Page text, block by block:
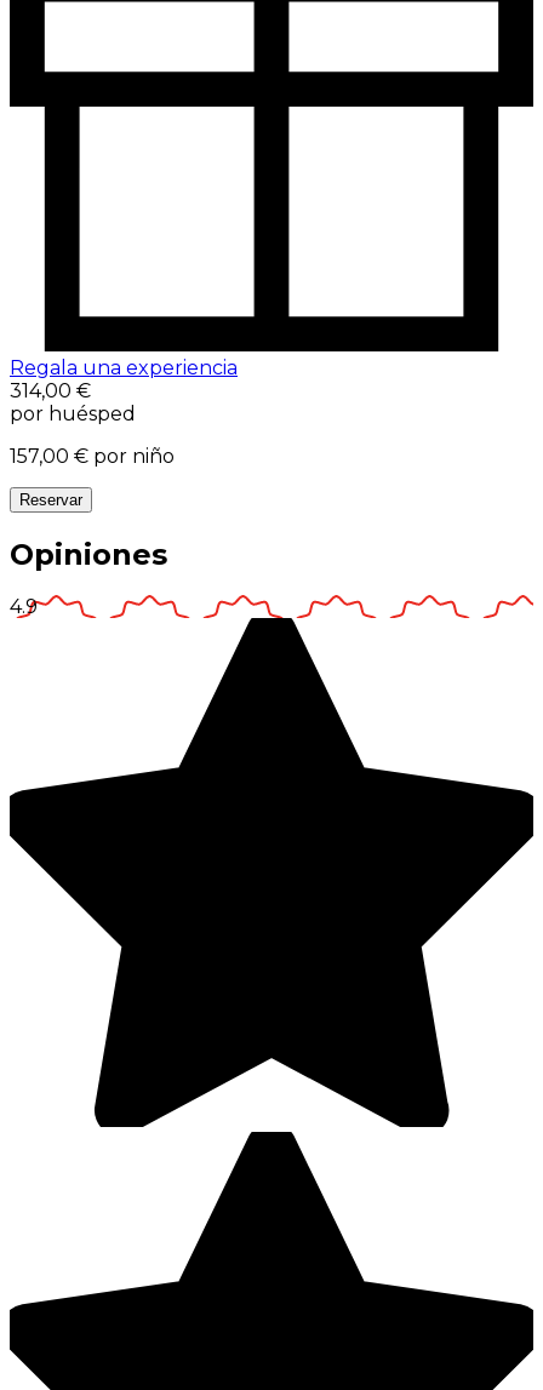
Regala una experiencia
314,00 €
por huésped
157,00 € por niño
Reservar
Opiniones
4.9